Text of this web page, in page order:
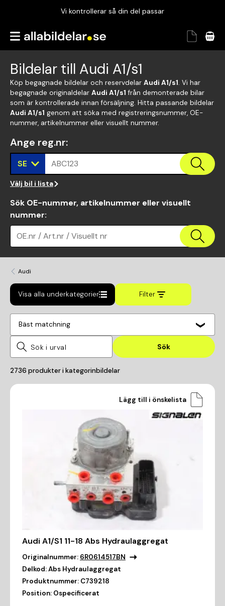
Vi kontrollerar så din del passar
Garanterad passform
Vi kontrollerar så din del passar
Bildelar till Audi A1/s1
Köp begagnade bildelar och reservdelar Audi A1/s1. Vi har
begagnade originaldelar Audi A1/s1 från demonterade bilar
som är kontrollerade innan försäljning. Hitta passande bildelar
Audi A1/s1 genom att söka med registreringsnummer, OE-
nummer, artikelnummer eller visuellt nummer.
Ange reg.nr:
SE ABC123
Välj bil i lista
Sök OE-nummer, artikelnummer eller visuellt
nummer:
OE.nr / Art.nr / Visuellt nr
Audi
Visa alla underkategorier Filter
Bäst matchning
Sök
2736 produkter i kategorinbildelar
Lägg till i önskelista
Audi A1/S1 11-18 Abs Hydraulaggregat
Originalnummer: 6R0614517BN
Delkod:Abs Hydraulaggregat
Produktnummer: C739218
Position: Ospecificerat